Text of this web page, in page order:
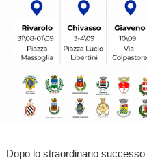
Dopo lo straordinario